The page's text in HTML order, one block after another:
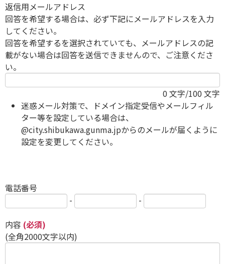
返信用メールアドレス
回答を希望する場合は、必ず下記にメールアドレスを入力
してください。
回答を希望するを選択されていても、メールアドレスの記
載がない場合は回答を送信できませんので、ご注意くださ
い。
0 文字/100 文字
迷惑メール対策で、ドメイン指定受信やメールフィル
ター等を設定している場合は、
@city.shibukawa.gunma.jpからのメールが届くように
設定を変更してください。
電話番号
-
-
内容 (必須)
(全角2000文字以内)